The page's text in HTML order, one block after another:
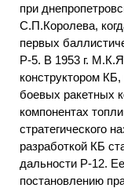
при
С.П.Королева,
первых
Р-5. В 1953 г.
конструктором
боевых ракетных
компонентах
стратегического
разработкой КБ
дальности Р-12.
постановлению